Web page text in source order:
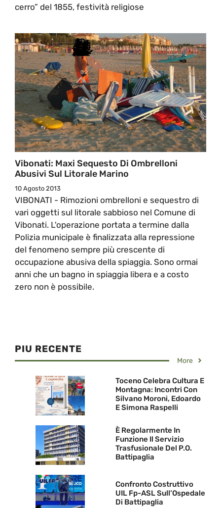
cerro” del 1855, festività religiose
Vibonati: Maxi Sequesto Di Ombrelloni
Abusivi Sul Litorale Marino
10 Agosto 2013
VIBONATI - Rimozioni ombrelloni e sequestro di
vari oggetti sul litorale sabbioso nel Comune di
Vibonati. L'operazione portata a termine dalla
Polizia municipale è finalizzata alla repressione
del fenomeno sempre più crescente di
occupazione abusiva della spiaggia. Sono ormai
anni che un bagno in spiaggia libera e a costo
zero non è possibile.
PIU RECENTE
More
Toceno Celebra Cultura E
Montagna: Incontri Con
Silvano Moroni, Edoardo
E Simona Raspelli
È Regolarmente In
Funzione Il Servizio
Trasfusionale Del P.O.
Battipaglia
Confronto Costruttivo
UIL Fp-ASL Sull’Ospedale
Di Battipaglia